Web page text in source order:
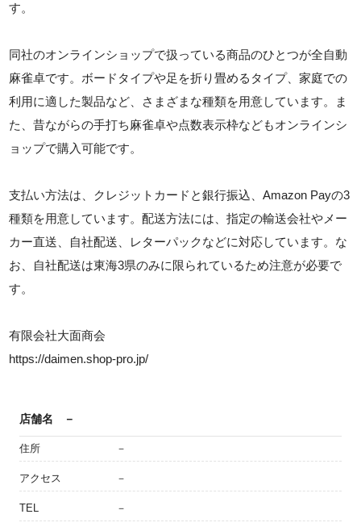
す。
同社のオンラインショップで扱っている商品のひとつが全自動
麻雀卓です。ボードタイプや足を折り畳めるタイプ、家庭での
利用に適した製品など、さまざまな種類を用意しています。ま
た、昔ながらの手打ち麻雀卓や点数表示枠などもオンラインシ
ョップで購入可能です。
支払い方法は、クレジットカードと銀行振込、Amazon Payの3
種類を用意しています。配送方法には、指定の輸送会社やメー
カー直送、自社配送、レターパックなどに対応しています。な
お、自社配送は東海3県のみに限られているため注意が必要で
す。
有限会社大面商会
https://daimen.shop-pro.jp/
店舗名 －
住所 －
アクセス －
TEL －